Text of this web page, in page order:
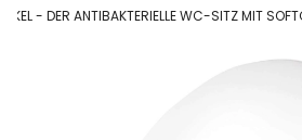
- DER ANTIBAKTERIELLE WC-SITZ MIT